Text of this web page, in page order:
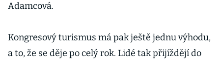
Adamcová.
Kongresový turismus má pak ještě jednu výhodu,
a to, že se děje po celý rok. Lidé tak přijíždějí do